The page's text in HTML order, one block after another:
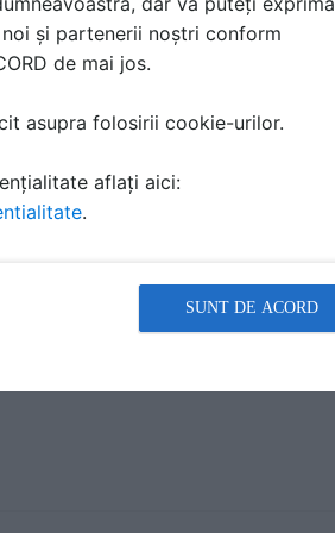
Pluvia
și partenerii noștri conform
de mai jos.
asupra folosirii cookie-urilor.
aflați aici:
.
SUNT DE ACORD